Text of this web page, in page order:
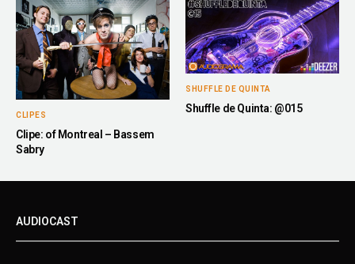
CLIPES
Clipe: of Montreal – Bassem
Sabry
SHUFFLE DE QUINTA
Shuffle de Quinta: @015
AUDIOCAST